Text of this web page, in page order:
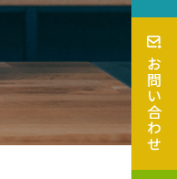
お問い合わせ